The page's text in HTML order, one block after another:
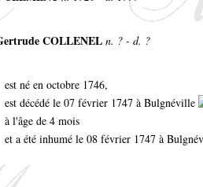
COLLENEL n. ? - d. ?
est né en octobre 1746,
est décédé le 07 février 1747 à Bulgnéville
à l'âge de 4 mois
et a été inhumé le 08 février 1747 à